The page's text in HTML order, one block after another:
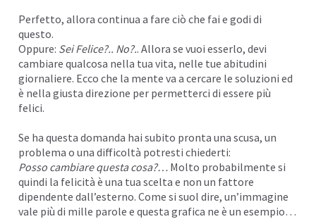
Perfetto, allora continua a fare ciò che fai e godi di
questo.
Oppure: Sei Felice?.. No?.. Allora se vuoi esserlo, devi
cambiare qualcosa nella tua vita, nelle tue abitudini
giornaliere. Ecco che la mente va a cercare le soluzioni ed
è nella giusta direzione per permetterci di essere più
felici.
Se ha questa domanda hai subito pronta una scusa, un
problema o una difficoltà potresti chiederti:
Posso cambiare questa cosa?… Molto probabilmente si
quindi la felicità è una tua scelta e non un fattore
dipendente dall’esterno. Come si suol dire, un’immagine
vale più di mille parole e questa grafica ne è un esempio…